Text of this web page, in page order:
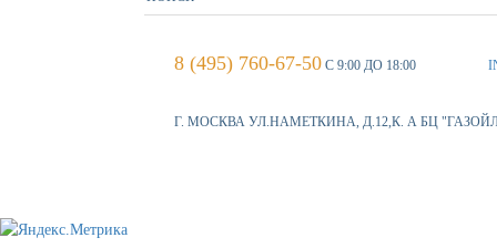
8 (495) 760-67-50 С 9:00 ДО 18:00
Г. МОСКВА УЛ.НАМЕТКИНА, Д.12,К. А БЦ